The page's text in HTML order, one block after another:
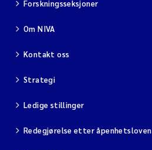
Forskningsseksjoner
Om NIVA
Kontakt oss
Strategi
Ledige stillinger
Redegjørelse etter åpenhetsloven